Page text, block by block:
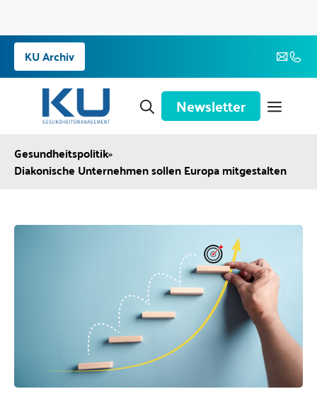
Zum
Inhalt
springen
KU Archiv
Newsletter
Gesundheitspolitik»
Diakonische Unternehmen sollen Europa mitgestalten